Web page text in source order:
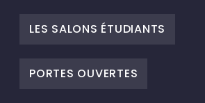
LES SALONS ÉTUDIANTS
PORTES OUVERTES